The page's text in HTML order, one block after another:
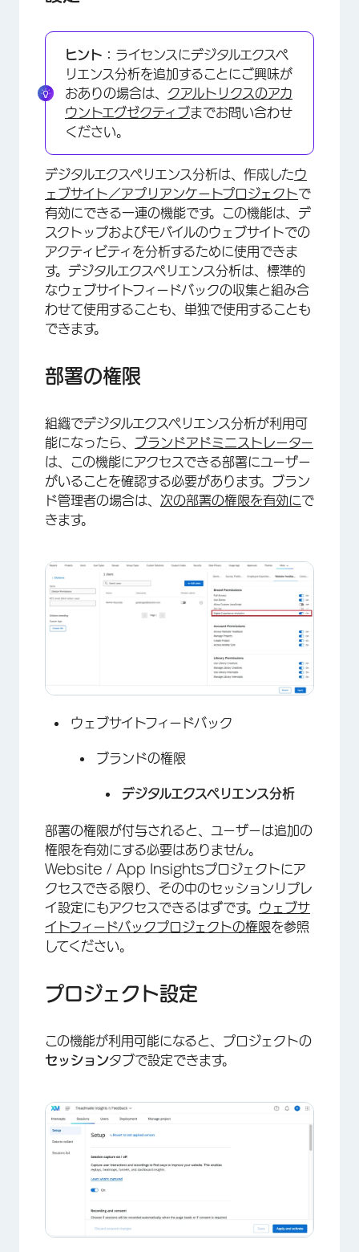
ヒント： ライセンスにデジタルエクスペ
リエンス分析を追加することにご興味が
おありの場合は、 クアルトリクスのアカ
ウントエグゼクティブまでお問い合わせ
ください。
デジタルエクスペリエンス分析は、作成したウ
ェブサイト／アプリアンケートプロジェクトで
有効にできる一連の機能です。この機能は、デ
スクトップおよびモバイルのウェブサイトでの
アクティビティを分析するために使用できま
す。デジタルエクスペリエンス分析は、標準的
なウェブサイトフィードバックの収集と組み合
わせて使用することも、単独で使用することも
できます。
部署の権限
組織でデジタルエクスペリエンス分析が利用可
能になったら、 ブランドアドミニストレーター
は、この機能にアクセスできる部署にユーザー
がいることを確認する必要があります。ブラン
ド管理者の場合は、 次の部署の権限を有効にで
きます。
ウェブサイトフィードバック
ブランドの権限
デジタルエクスペリエンス分析
部署の権限が付与されると、ユーザーは追加の
権限を有効にする必要はありません。
Website / App Insightsプロジェクトにア
クセスできる限り、その中のセッションリプレ
イ設定にもアクセスできるはずです。 ウェブサ
イトフィードバックプロジェクトの権限を参照
してください。
プロジェクト設定
この機能が利用可能になると、プロジェクトの
セッションタブで設定できます。